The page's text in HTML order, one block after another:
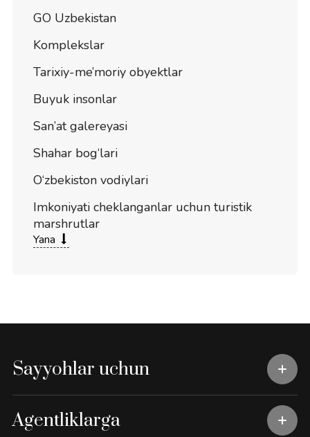
GO Uzbekistan
Komplekslar
Tarixiy-me’moriy obyektlar
Buyuk insonlar
San’at galereyasi
Shahar bog‘lari
O‘zbekiston vodiylari
Imkoniyati cheklanganlar uchun turistik
marshrutlar
Yana
Sayyohlar uchun
Agentliklarga